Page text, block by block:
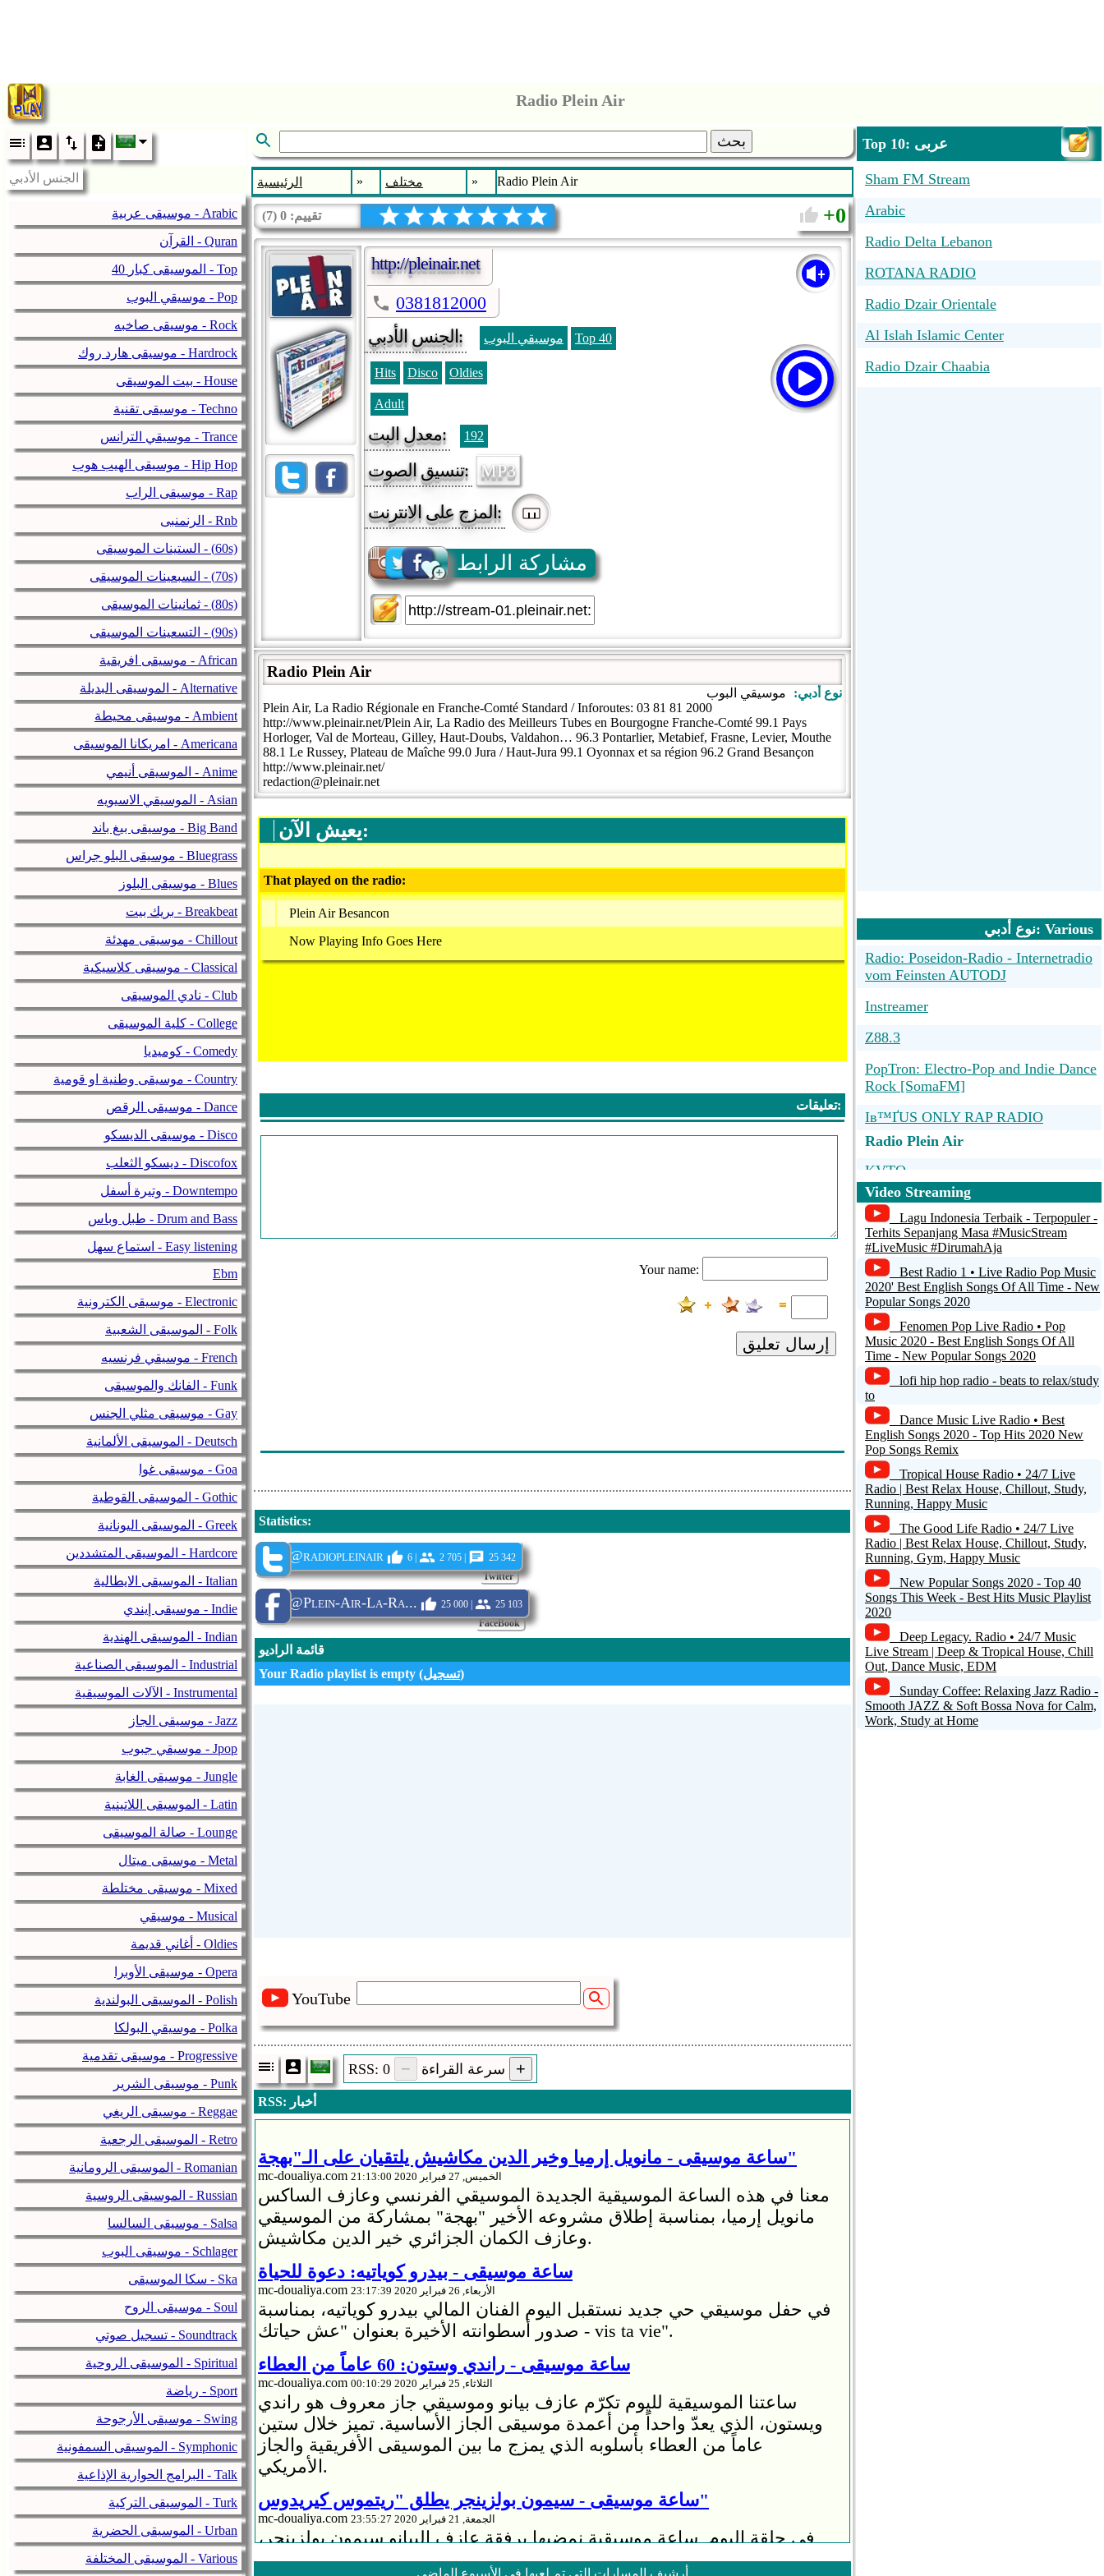
Radio Plein Air
الجنس الأدبي
موسيقى عربية - Arabic
القرآن - Quran
40 الموسيقى كبار - Top
موسيقي البوب - Pop
موسيقى صاخبه - Rock
موسيقى هارد روك - Hardrock
بيت الموسيقى - House
موسيقى تقنية - Techno
موسيقي الترانس - Trance
موسيقى الهيب هوب - Hip Hop
موسيقى الراب - Rap
الرنمنبى - Rnb
الستينات الموسيقى - (60s)
السبعينات الموسيقى - (70s)
ثمانينات الموسيقى - (80s)
التسعينات الموسيقى - (90s)
موسيقى افريقية - African
الموسيقى البديلة - Alternative
موسيقى محيطة - Ambient
امريكانا الموسيقى - Americana
الموسيقى أنيمي - Anime
الموسيقي الاسيويه - Asian
موسيقى بيغ باند - Big Band
موسيقى البلو جراس - Bluegrass
موسيقى البلوز - Blues
بريك بيت - Breakbeat
موسيقى مهدئة - Chillout
موسيقى كلاسيكية - Classical
نادي الموسيقى - Club
كلية الموسيقى - College
كوميديا - Comedy
موسيقى وطنية او قومية - Country
موسيقى الرقص - Dance
موسيقى الديسكو - Disco
ديسكو الثعلب - Discofox
وتيرة أسفل - Downtempo
طبل وباس - Drum and Bass
استماع سهل - Easy listening
Ebm
موسيقى الكترونية - Electronic
الموسيقى الشعبية - Folk
موسيقي فرنسيه - French
الفانك والموسيقى - Funk
موسيقى مثلي الجنس - Gay
الموسيقى الألمانية - Deutsch
موسيقى غوا - Goa
الموسيقى القوطية - Gothic
الموسيقى اليونانية - Greek
الموسيقى المتشددين - Hardcore
الموسيقى الايطالية - Italian
موسيقى إيندي - Indie
الموسيقى الهندية - Indian
الموسيقى الصناعية - Industrial
الآلات الموسيقية - Instrumental
موسيقى الجاز - Jazz
موسيقي جبوب - Jpop
موسيقى الغابة - Jungle
الموسيقى اللاتينية - Latin
صالة الموسيقى - Lounge
موسيقى ميتال - Metal
موسيقى مختلطة - Mixed
موسيقي - Musical
أغاني قديمة - Oldies
موسيقى الأوبرا - Opera
الموسيقى البولندية - Polish
موسيقي البولكا - Polka
موسيقى تقدمية - Progressive
موسيقى الشرير - Punk
موسيقى الريغي - Reggae
الموسيقى الرجعية - Retro
الموسيقى الرومانية - Romanian
الموسيقى الروسية - Russian
موسيقى السالسا - Salsa
موسيقى البوب - Schlager
سكا الموسيقى - Ska
موسيقى الروح - Soul
تسجيل صوتي - Soundtrack
الموسيقى الروحية - Spiritual
رياضة - Sport
موسيقى الأرجوحة - Swing
الموسيقى السمفونية - Symphonic
البرامج الحوارية الإذاعية - Talk
الموسيقى التركية - Turk
الموسيقى الحضرية - Urban
الموسيقى المختلفة - Various
بحث
الرئيسية » مختلف » Radio Plein Air
تقييم: 0
(
7
) 0
http://pleinair.net
0381812000
الجنس الأدبي:
موسيقي البوب Top 40
Hits Disco Oldies
Adult
معدل البت: 192
تنسيق الصوت: MP3
المزج على الانترنت:
مشاركة الرابط
Radio Plein Air
نوع أدبي:
موسيقي البوب
Plein Air, La Radio Régionale en Franche-Comté Standard / Inforoutes: 03 81 81 2000
http://www.pleinair.net/Plein Air, La Radio des Meilleurs Tubes en Bourgogne Franche-Comté 99.1 Pays
Horloger, Val de Morteau, Gilley, Haut-Doubs, Valdahon… 96.3 Pontarlier, Metabief, Frasne, Levier, Mouthe
88.1 Le Russey, Plateau de Maîche 99.0 Jura / Haut-Jura 99.1 Oyonnax et sa région 96.2 Grand Besançon
http://www.pleinair.net/
redaction@pleinair.net
يعيش الآن:
That played on the radio:
Plein Air Besancon
Now Playing Info Goes Here
تعليقات:
Your name:
إرسال تعليق
Statistics:
Twitter
@radiopleinair 6 | 2 705 | 25 342
FaceBook
@Plein-Air-La-Ra... 25 000 | 25 103
قائمة الراديو
Your Radio playlist is empty (تسجيل)
YouTube
RSS: سرعة القراءة 0
RSS: أخبار
ساعة موسيقى - مانويل إرميا وخير الدين مكاشيش يلتقيان على الـ"بهجة"
mc-doualiya.com الخميس, 27 فبراير 2020 21:13:00
معنا في هذه الساعة الموسيقية الجديدة الموسيقي الفرنسي وعازف الساكس
مانويل إرميا، بمناسبة إطلاق مشروعه الأخير "بهجة" بمشاركة من الموسيقي
وعازف الكمان الجزائري خير الدين مكاشيش.
ساعة موسيقى - بيدرو كوياتيه: دعوة للحياة
mc-doualiya.com الأربعاء, 26 فبراير 2020 23:17:39
في حفل موسيقي حي جديد نستقبل اليوم الفنان المالي بيدرو كوياتيه، بمناسبة
صدور أسطوانته الأخيرة بعنوان "عش حياتك - vis ta vie".
ساعة موسيقى - راندي وستون: 60 عاماً من العطاء
mc-doualiya.com الثلاثاء, 25 فبراير 2020 00:10:29
ساعتنا الموسيقية لليوم تكرّم عازف بيانو وموسيقي جاز معروف هو راندي
ويستون، الذي يعدّ واحداً من أعمدة موسيقى الجاز الأساسية. تميز خلال ستين
عاماً من العطاء بأسلوبه الذي يمزج ما بين الموسيقى الأفريقية والجاز
الأمريكي.
ساعة موسيقى - سيمون بولزينجر يطلق "ريتموس كيريدوس"
mc-doualiya.com الجمعة, 21 فبراير 2020 23:55:27
في حلقة اليوم ساعة موسيقية نمضيها برفقة عازف البيانو سيمون بولزينجر،
بمناسبة إصداره الجديد، أسطوانة "ريتموس كيريدوس" وحفله القادم في
أرشيف المسارات التي تم لعبها في الأسبوع الماضي
Top 10: عربى
Sham FM Stream
Arabic
Radio Delta Lebanon
ROTANA RADIO
Radio Dzair Orientale
Al Islah Islamic Center
Radio Dzair Chaabia
نوع أدبي: Various
Radio: Poseidon-Radio - Internetradio
vom Feinsten AUTODJ
Instreamer
Z88.3
PopTron: Electro-Pop and Indie Dance
Rock [SomaFM]
Iв™ҐUS ONLY RAP RADIO
Radio Plein Air
KVTO
No Name
wunschradio.fm 90er
Party107 - Your Place to Party 24/7
Party 97.1
Video Streaming
Lagu Indonesia Terbaik - Terpopuler -
Terhits Sepanjang Masa #MusicStream
#LiveMusic #DirumahAja
Best Radio 1 • Live Radio Pop Music
2020' Best English Songs Of All Time - New
Popular Songs 2020
Fenomen Pop Live Radio • Pop
Music 2020 - Best English Songs Of All
Time - New Popular Songs 2020
lofi hip hop radio - beats to relax/study
to
Dance Music Live Radio • Best
English Songs 2020 - Top Hits 2020 New
Pop Songs Remix
Tropical House Radio • 24/7 Live
Radio | Best Relax House, Chillout, Study,
Running, Happy Music
The Good Life Radio • 24/7 Live
Radio | Best Relax House, Chillout, Study,
Running, Gym, Happy Music
New Popular Songs 2020 - Top 40
Songs This Week - Best Hits Music Playlist
2020
Deep Legacy. Radio • 24/7 Music
Live Stream | Deep & Tropical House, Chill
Out, Dance Music, EDM
Sunday Coffee: Relaxing Jazz Radio -
Smooth JAZZ & Soft Bossa Nova for Calm,
Work, Study at Home